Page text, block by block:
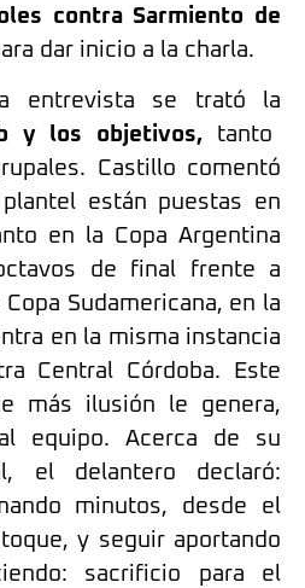
contra Sarmiento de
dar inicio a la charla.
entrevista se trató la
y los objetivos, tanto
Castillo comentó
están puestas en
en la Copa Argentina
de final frente a
Sudamericana, en la
en la misma instancia
Central Córdoba. Este
más ilusión le genera,
equipo. Acerca de su
el delantero declaró:
minutos, desde el
y seguir aportando
sacrificio para el